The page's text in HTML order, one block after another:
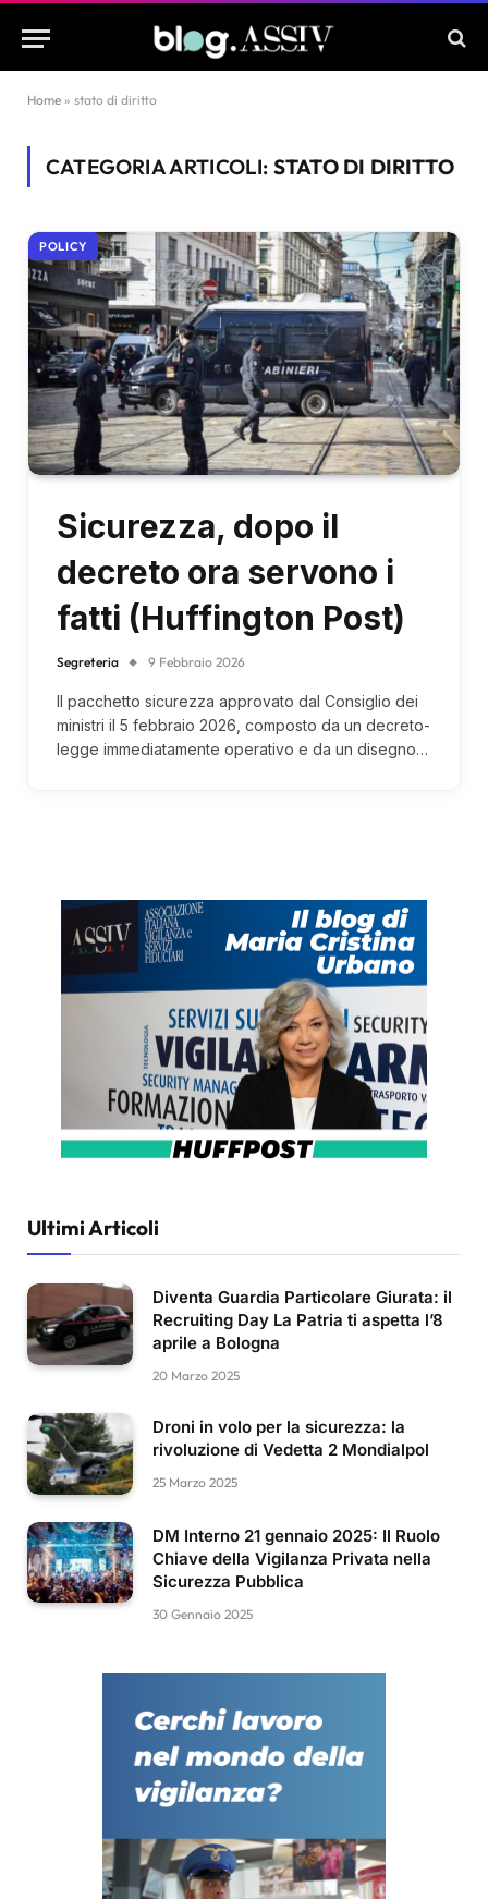
Home » stato di diritto
CATEGORIA ARTICOLI: STATO DI DIRITTO
POLICY
Sicurezza, dopo il
decreto ora servono i
fatti (Huffington Post)
Segreteria 9 Febbraio 2026
Il pacchetto sicurezza approvato dal Consiglio dei
ministri il 5 febbraio 2026, composto da un decreto-
legge immediatamente operativo e da un disegno…
Ultimi Articoli
Diventa Guardia Particolare Giurata: il
Recruiting Day La Patria ti aspetta l’8
aprile a Bologna
20 Marzo 2025
Droni in volo per la sicurezza: la
rivoluzione di Vedetta 2 Mondialpol
25 Marzo 2025
DM Interno 21 gennaio 2025: Il Ruolo
Chiave della Vigilanza Privata nella
Sicurezza Pubblica
30 Gennaio 2025